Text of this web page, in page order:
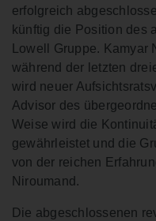
erfolgreich
künftig die Position des
Lowell Gruppe. Kamyar
während der letzten
wird neuer
Advisor des
Weise wird die
gewährleistet und die
von der reichen
Niroumand.
Die abgeschlossenen